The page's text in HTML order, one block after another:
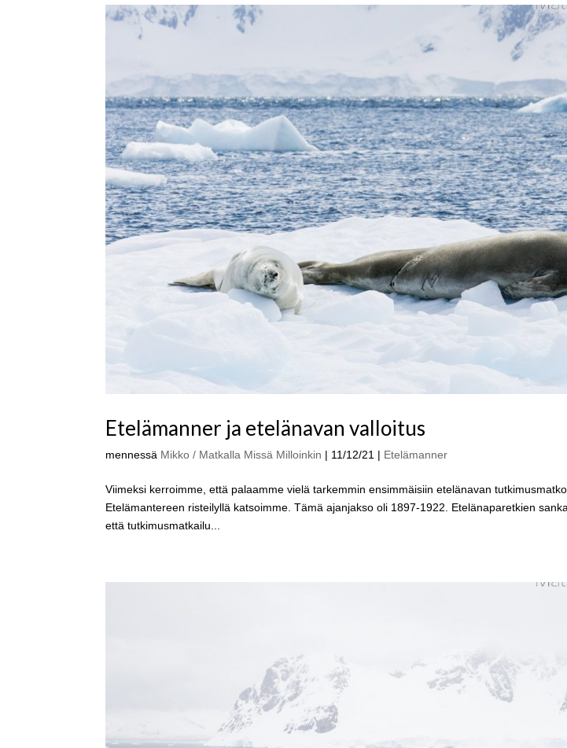
Etelämanner ja etelänavan valloitus
mennessä Mikko / Matkalla Missä Milloinkin | 11/12/21 | Etelämanner
Viimeksi kerroimme, että palaamme vielä tarkemmin ensimmäisiin etelänavan
Etelämantereen risteilyllä katsoimme. Tämä ajanjakso oli 1897-1922. Etelänaparetkien
että tutkimusmatkailu...